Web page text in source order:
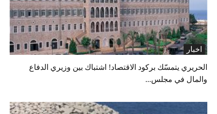
اخبار
الحريري يتمسّك بركود الاقتصاد! اشتباك بين وزيري الدفاع
والمال في مجلس...